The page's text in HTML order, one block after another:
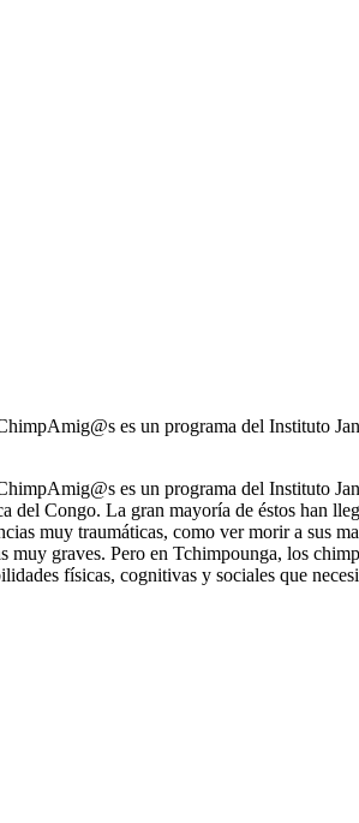
es un programa del Instituto
es un programa del Instituto
Congo. La gran mayoría de éstos han
muy traumáticas, como ver morir a sus
graves. Pero en Tchimpounga, los
físicas, cognitivas y sociales que